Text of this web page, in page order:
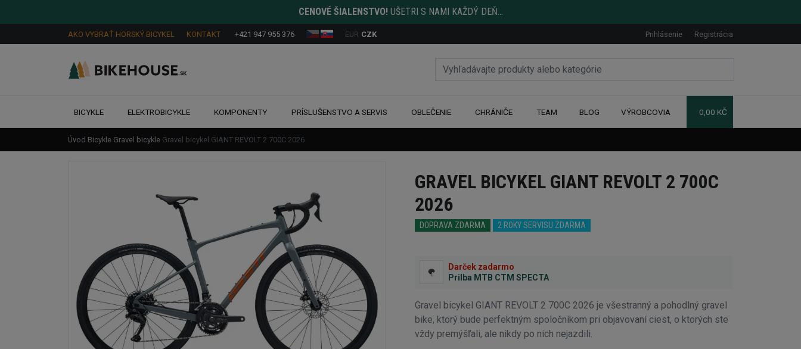
CENOVÉ ŠIALENSTVO! UŠETRI S NAMI KAŽDÝ DEŇ...
AKO VYBRAŤ HORSKÝ BICYKEL KONTAKT +421 947 955 376 EUR CZK Prihlásenie Registrácia
BICYKLE ELEKTROBICYKLE KOMPONENTY PRÍSLUŠENSTVO A SERVIS OBLEČENIE CHRÁNIČE TEAM BLOG VÝROBCOVIA 0,00 KČ
Úvod Bicykle Gravel bicykle Gravel bicykel GIANT REVOLT 2 700C 2026
GRAVEL BICYKEL GIANT REVOLT 2 700C
2026
DOPRAVA ZDARMA 2 ROKY SERVISU ZDARMA
Darček zadarmo
Prilba MTB CTM SPECTA
Gravel bicykel GIANT REVOLT 2 700C 2026 je všestranný a pohodlný gravel
bike, ktorý bude perfektným spoločníkom pri objavovaní ciest, o ktorých ste
vždy premýšľali, ale nikdy po nich nejazdili.